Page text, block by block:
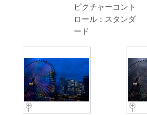
ピクチャーコント
ロール：スタンダ
ード